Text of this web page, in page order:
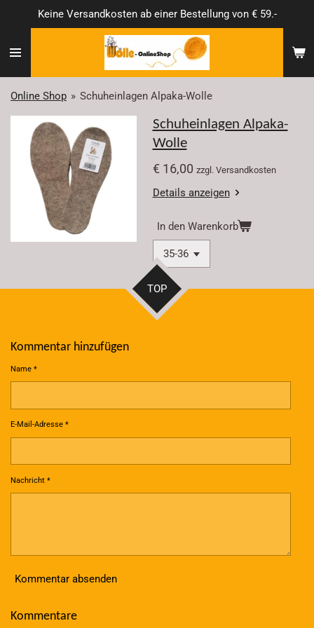
springen
Keine Versandkosten ab einer Bestellung von € 59.-
Online Shop » Schuheinlagen Alpaka-Wolle
Schuheinlagen Alpaka-
Wolle
€ 16,00 zzgl. Versandkosten
Details anzeigen
In den Warenkorb
TOP
Kommentar hinzufügen
Name *
E-Mail-Adresse *
Nachricht *
Kommentar absenden
Kommentare